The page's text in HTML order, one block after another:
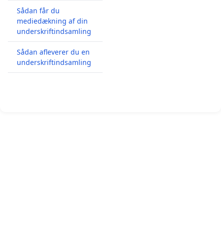
Sådan får du
mediedækning af din
underskriftindsamling
Sådan afleverer du en
underskriftindsamling